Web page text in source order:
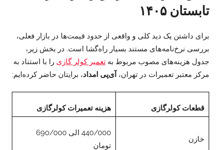
تابستان ۱۴۰۵
برای داشتن یک دید کلی و واقعی از حدود قیمت‌ها در بازار فعلی،
بررسی نرخ‌نامه‌های مستند بسیار راه‌گشا است. در بخش زیر،
جدول هزینه‌های مصوب مربوط به تعمیر کولر گازی را با استناد به
مرکز معتبر تعمیرات در تهران، آی‌پی امداد، برایتان حاضر کرده‌ایم:‌
هزینه تعمیرات کولرگازی قطعات کولرگازی
440/000 الی 690/000
تومان
خازن